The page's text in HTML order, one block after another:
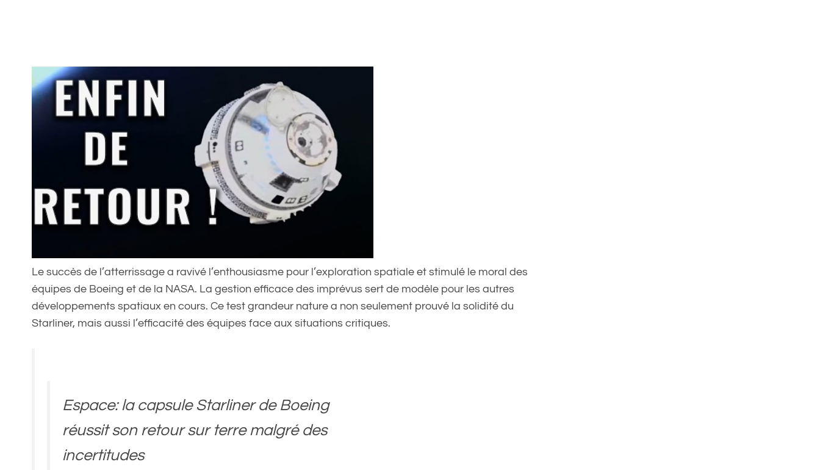
Le succès de l’atterrissage a ravivé l’enthousiasme pour l’exploration spatiale et stimulé le moral des
équipes de Boeing et de la NASA. La gestion efficace des imprévus sert de modèle pour les autres
développements spatiaux en cours. Ce test grandeur nature a non seulement prouvé la solidité du
Starliner, mais aussi l’efficacité des équipes face aux situations critiques.
Espace: la capsule Starliner de Boeing
réussit son retour sur terre malgré des
incertitudes